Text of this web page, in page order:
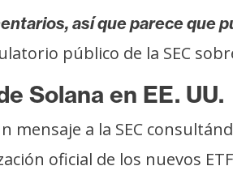
así que parece que
público de la SEC
Solana en EE. UU.
mensaje a la SEC
oficial de los nuevos